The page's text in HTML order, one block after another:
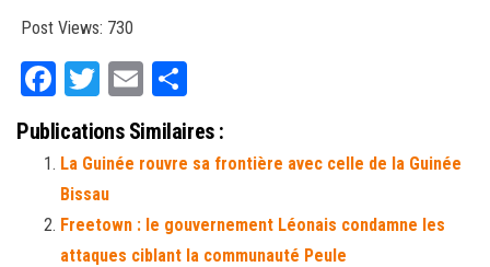
Post Views: 730
Fa
ce
bo
ok
T
tt
er
E
m
ail ag
er
Publications Similaires :
La Guinée rouvre sa frontière avec celle de la Guinée
Bissau
Freetown : le gouvernement Léonais condamne les
attaques ciblant la communauté Peule